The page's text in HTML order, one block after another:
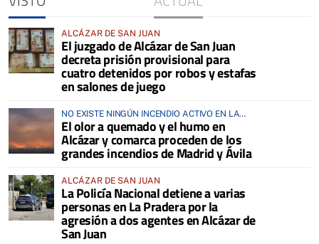
ALCÁZAR DE SAN JUAN
El juzgado de Alcázar de San Juan
decreta prisión provisional para
cuatro detenidos por robos y estafas
en salones de juego
NO EXISTE NINGÚN INCENDIO ACTIVO EN LA
COMARCA
El olor a quemado y el humo en
Alcázar y comarca proceden de los
grandes incendios de Madrid y Ávila
ALCÁZAR DE SAN JUAN
La Policía Nacional detiene a varias
personas en La Pradera por la
agresión a dos agentes en Alcázar de
San Juan